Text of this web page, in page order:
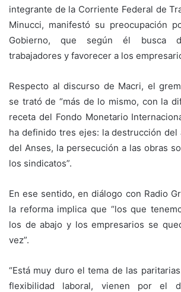
integrante de la Corriente Federal de
Minucci, manifestó su preocupación
Gobierno, que según él busca
trabajadores y favorecer a los
Respecto al discurso de Macri, el
se trató de “más de lo mismo, con la
receta del Fondo Monetario
ha definido tres ejes: la destrucción del
del Anses, la persecución a las obras
los sindicatos”.
En ese sentido, en diálogo con Radio
la reforma implica que “los que
los de abajo y los empresarios se
vez”.
“Está muy duro el tema de las
flexibilidad laboral, vienen por el